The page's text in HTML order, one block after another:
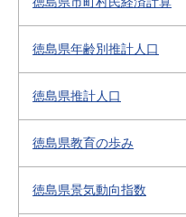
徳島県年齢別推計人口
徳島県推計人口
徳島県教育の歩み
徳島県景気動向指数